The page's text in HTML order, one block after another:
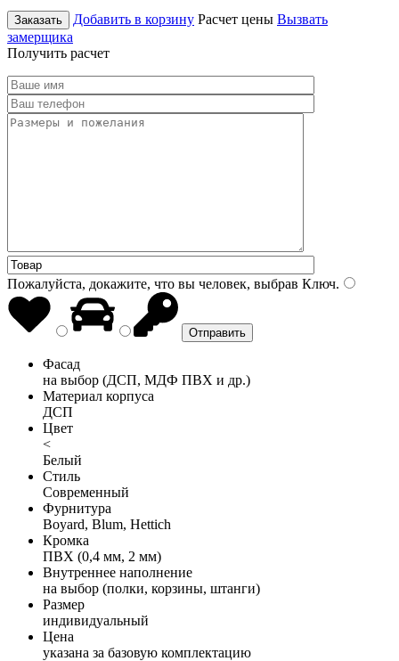
Заказать Добавить в корзину Расчет цены Вызвать
замерщика
Получить расчет
Пожалуйста, докажите, что вы человек, выбрав Ключ.
Фасад
на выбор (ДСП, МДФ ПВХ и др.)
Материал корпуса
ДСП
Цвет
<
Белый
Стиль
Современный
Фурнитура
Boyard, Blum, Hettich
Кромка
ПВХ (0,4 мм, 2 мм)
Внутреннее наполнение
на выбор (полки, корзины, штанги)
Размер
индивидуальный
Цена
указана за базовую комплектацию